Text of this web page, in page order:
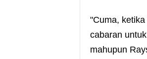
"Cuma,
cabaran
mahupun